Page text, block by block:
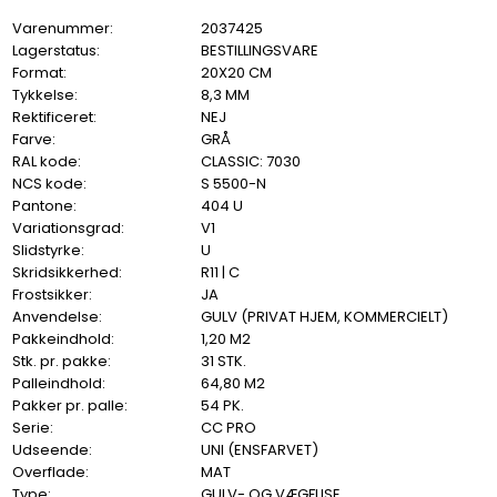
Varenummer:
2037425
Lagerstatus:
BESTILLINGSVARE
Format:
20X20 CM
Tykkelse:
8,3 MM
Rektificeret:
NEJ
Farve:
GRÅ
RAL kode:
CLASSIC: 7030
NCS kode:
S 5500-N
Pantone:
404 U
Variationsgrad:
V1
Slidstyrke:
U
Skridsikkerhed:
R11 | C
Frostsikker:
JA
Anvendelse:
GULV (PRIVAT HJEM, KOMMERCIELT)
Pakkeindhold:
1,20 M2
Stk. pr. pakke:
31 STK.
Palleindhold:
64,80 M2
Pakker pr. palle:
54 PK.
Serie:
CC PRO
Udseende:
UNI (ENSFARVET)
Overflade:
MAT